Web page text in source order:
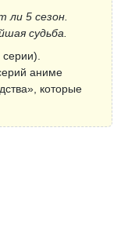
ли 5 сезон.
судьба.
аниме
которые